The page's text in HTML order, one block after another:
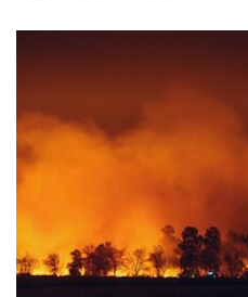
Navigation
de
l’article